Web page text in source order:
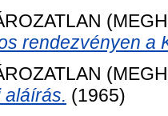
rendezvényen a
aláírás. (1965)